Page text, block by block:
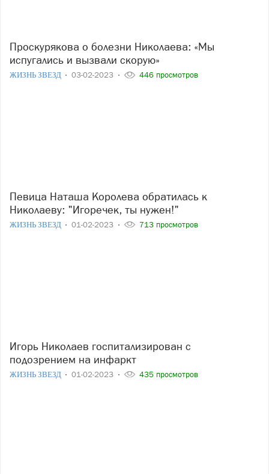
Проскурякова о болезни Николаева: «Мы
испугались и вызвали скорую»
ЖИЗНЬ ЗВЕЗД 03-02-2023 446 просмотров
Певица Наташа Королева обратилась к
Николаеву: "Игоречек, ты нужен!"
ЖИЗНЬ ЗВЕЗД 01-02-2023 713 просмотров
Игорь Николаев госпитализирован с
подозрением на инфаркт
ЖИЗНЬ ЗВЕЗД 01-02-2023 435 просмотров